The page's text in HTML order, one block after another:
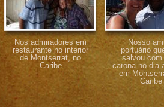
Nos admiradores em
restaurante no interior
de Montserrat, no
Caribe
Nosso
portuário
salvou com
carona no dia
em
Caribe